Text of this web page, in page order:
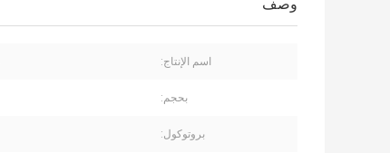
وصف
اسم الإنتاج:
بحجم:
بروتوكول: